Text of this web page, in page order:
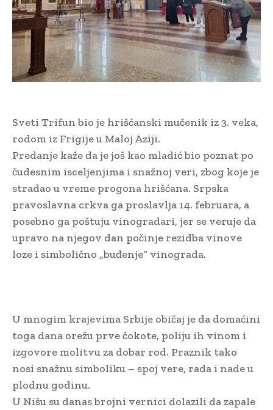
Sveti Trifun bio je hrišćanski mučenik iz 3. veka,
rodom iz Frigije u Maloj Aziji.
Predanje kaže da je još kao mladić bio poznat po
čudesnim isceljenjima i snažnoj veri, zbog koje je
stradao u vreme progona hrišćana. Srpska
pravoslavna crkva ga proslavlja 14. februara, a
posebno ga poštuju vinogradari, jer se veruje da
upravo na njegov dan počinje rezidba vinove
loze i simbolično „buđenje“ vinograda.
U mnogim krajevima Srbije običaj je da domaćini
toga dana orežu prve čokote, poliju ih vinom i
izgovore molitvu za dobar rod. Praznik tako
nosi snažnu simboliku – spoj vere, rada i nade u
plodnu godinu.
U Nišu su danas brojni vernici dolazili da zapale